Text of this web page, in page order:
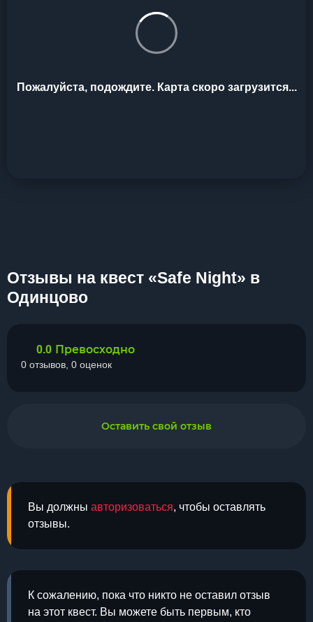
Пожалуйста, подождите. Карта скоро загрузится...
Отзывы на квест «Safe Night» в
Одинцово
Вы должны авторизоваться, чтобы оставлять
отзывы.
К сожалению, пока что никто не оставил отзыв
на этот квест. Вы можете быть первым, кто
0.0 Превосходно
0 отзывов, 0 оценок
Оставить свой отзыв